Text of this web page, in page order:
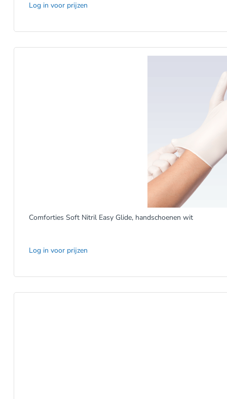
Log in voor prijzen
Comforties Soft Nitril Easy Glide, handschoenen wit
Log in voor prijzen